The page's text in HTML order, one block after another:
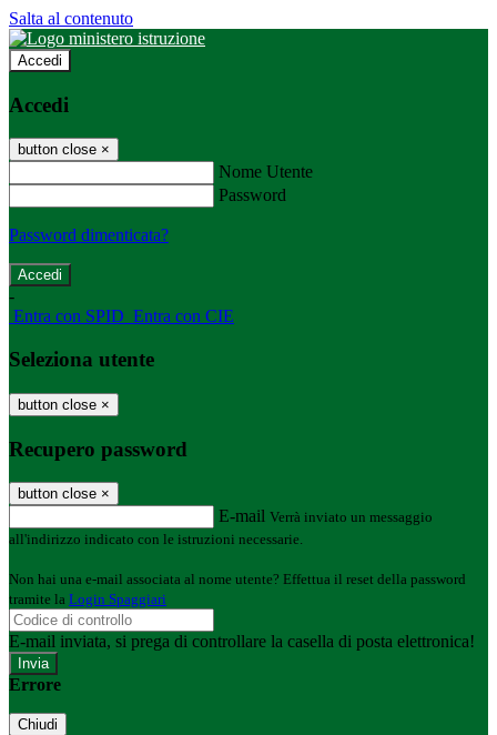
Salta al contenuto
Accedi
Accedi
button close ×
Nome Utente
Password
Password dimenticata?
-
Entra con SPID Entra con CIE
Seleziona utente
button close ×
Recupero password
button close ×
E-mail Verrà inviato un messaggio
all'indirizzo indicato con le istruzioni necessarie.
Non hai una e-mail associata al nome utente? Effettua il reset della password
tramite la Login Spaggiari
E-mail inviata, si prega di controllare la casella di posta elettronica!
Errore
Chiudi